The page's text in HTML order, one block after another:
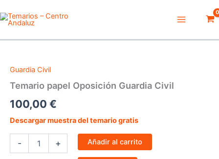
al
contenido
Guardia Civil
Temario papel Oposición Guardia Civil
100,00 €
Descargar muestra del temario gratis
-
Guardia
Civil
+ Añadir al carrito